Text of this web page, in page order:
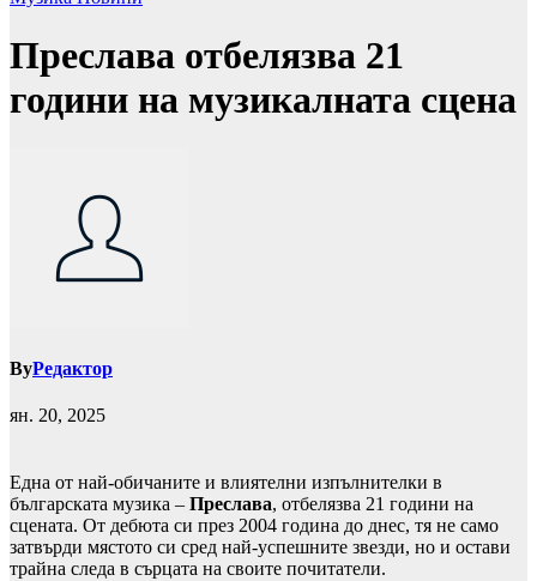
Преслава отбелязва 21
години на музикалната сцена
ByРедактор
ян. 20, 2025
Една от най-обичаните и влиятелни изпълнителки в
българската музика – Преслава, отбелязва 21 години на
сцената. От дебюта си през 2004 година до днес, тя не само
затвърди мястото си сред най-успешните звезди, но и остави
трайна следа в сърцата на своите почитатели.